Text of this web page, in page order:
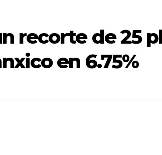
recorte de 25
en 6.75%